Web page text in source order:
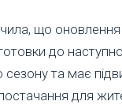
що
до
та має
для